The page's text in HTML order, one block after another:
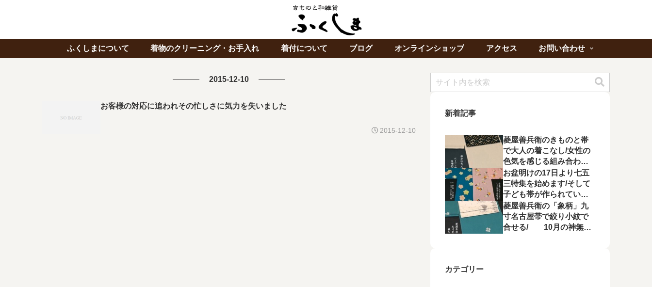
ふくしまについて 着物のクリーニング・お手入れ 着付について ブログ オンラインショップ アクセス お問い合わせ
2015-12-10
お客様の対応に追われその忙しさに気力を失いました
2015-12-10
新着記事
菱屋善兵衛のきものと帯
で大人の着こなし/女性の
色気を感じる組み合わに
心が惹かれる
お盆明けの17日より七五
三特集を始めます/そして
子ども帯が作られてい状
況に不満を漏らす
菱屋善兵衛の「象柄」九
寸名古屋帯で絞り小紋で
合せる/ 10月の神無月
カテゴリー